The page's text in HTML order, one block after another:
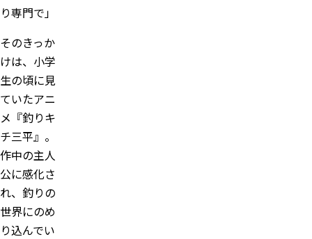
り専門で」
そのきっか
けは、小学
生の頃に見
ていたアニ
メ『釣りキ
チ三平』。
作中の主人
公に感化さ
れ、釣りの
世界にのめ
り込んでい